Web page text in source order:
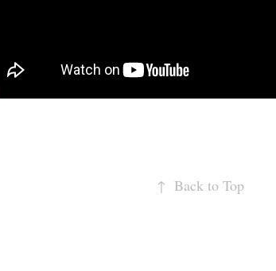
↑ Back to Top